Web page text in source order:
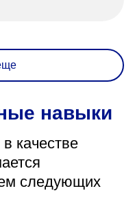
навыки
качестве
следующих